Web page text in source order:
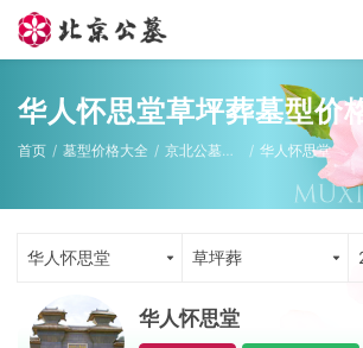
华人怀思堂草坪葬墓型价
首页 墓型价格大全 京北公墓墓型 华人怀思堂
华人怀思堂 草坪葬
华人怀思堂